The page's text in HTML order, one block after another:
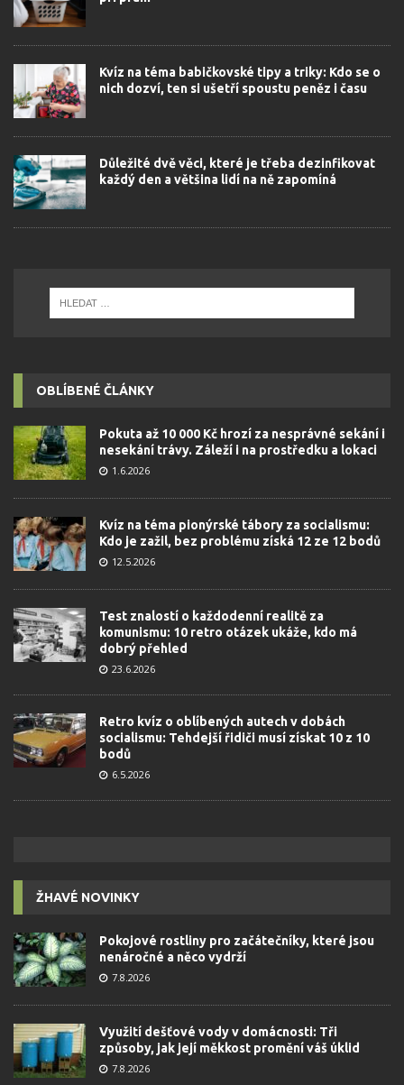
Kvíz na téma babičkovské tipy a triky: Kdo se o
nich dozví, ten si ušetří spoustu peněz i času
Důležité dvě věci, které je třeba dezinfikovat
každý den a většina lidí na ně zapomíná
OBLÍBENÉ ČLÁNKY
Pokuta až 10 000 Kč hrozí za nesprávné sekání i
nesekání trávy. Záleží i na prostředku a lokaci
1.6.2026
Kvíz na téma pionýrské tábory za socialismu:
Kdo je zažil, bez problému získá 12 ze 12 bodů
12.5.2026
Test znalostí o každodenní realitě za
komunismu: 10 retro otázek ukáže, kdo má
dobrý přehled
23.6.2026
Retro kvíz o oblíbených autech v dobách
socialismu: Tehdejší řidiči musí získat 10 z 10
bodů
6.5.2026
ŽHAVÉ NOVINKY
Pokojové rostliny pro začátečníky, které jsou
nenáročné a něco vydrží
7.8.2026
Využití dešťové vody v domácnosti: Tři
způsoby, jak její měkkost promění váš úklid
7.8.2026